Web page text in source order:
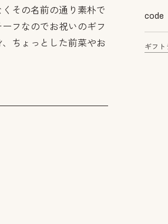
code
ギフト
その名前の通り素朴で
フなのでお祝いのギフ
ちょっとした前菜やお